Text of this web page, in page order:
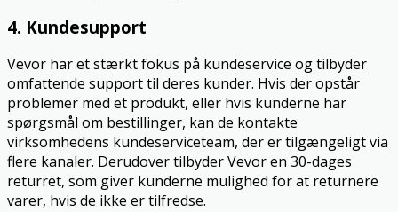
4. Kundesupport
Vevor har et stærkt fokus på kundeservice og tilbyder
omfattende support til deres kunder. Hvis der opstår
problemer med et produkt, eller hvis kunderne har
spørgsmål om bestillinger, kan de kontakte
virksomhedens kundeserviceteam, der er tilgængeligt via
flere kanaler. Derudover tilbyder Vevor en 30-dages
returret, som giver kunderne mulighed for at returnere
varer, hvis de ikke er tilfredse.